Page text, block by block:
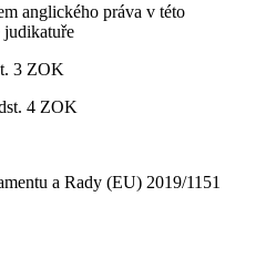
anglického práva v této
judikatuře
3 ZOK
4 ZOK
a Rady (EU) 2019/1151